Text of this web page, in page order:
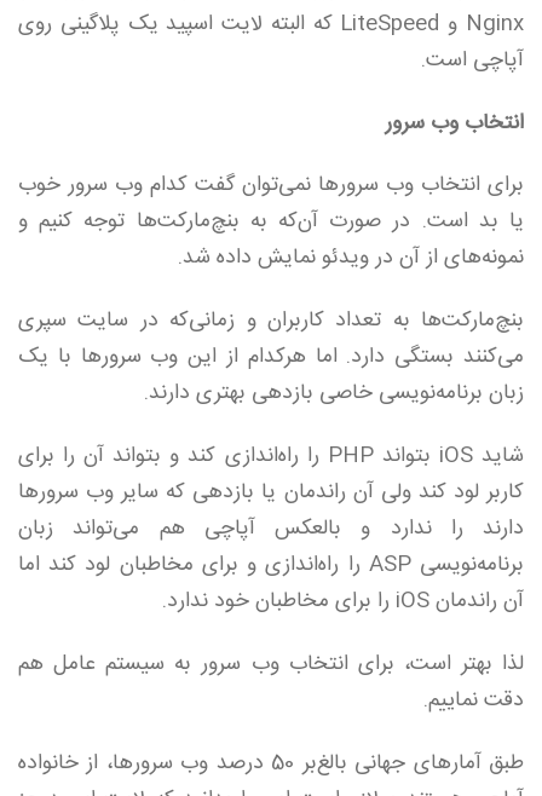
Nginx و LiteSpeed که البته لایت اسپید یک پلاگینی روی
آپاچی است.
انتخاب وب سرور
برای انتخاب وب سرورها نمی‌توان گفت کدام وب سرور خوب
یا بد است. در صورت آن‌که به بنچ‌مارکت‌ها توجه کنیم و
نمونه‌های از آن در ویدئو نمایش داده شد.
بنچ‌مارکت‌ها به تعداد کاربران و زمانی‌که در سایت سپری
می‌کنند بستگی دارد. اما هرکدام از این وب سرورها با یک
زبان برنامه‌نویسی خاصی بازدهی بهتری دارند.
شاید iOS بتواند PHP را راه‌اندازی کند و بتواند آن را برای
کاربر لود کند ولی آن راندمان یا بازدهی که سایر وب سرورها
دارند را ندارد و بالعکس آپاچی هم می‌تواند زبان
برنامه‌نویسی ASP را راه‌اندازی و برای مخاطبان لود کند اما
آن راندمان iOS را برای مخاطبان خود ندارد.
لذا بهتر است، برای انتخاب وب سرور به سیستم عامل هم
دقت نماییم.
طبق آمارهای جهانی بالغ‌بر 50 درصد وب سرورها، از خانواده